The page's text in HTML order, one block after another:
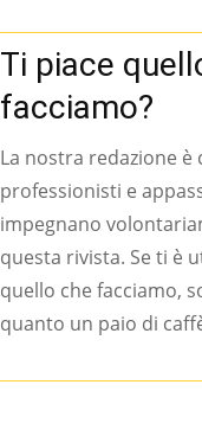
Ti piace
facciamo?
La nostra redazione
professionisti e
impegnano
questa rivista. Se ti è
quello che facciamo,
quanto un paio di